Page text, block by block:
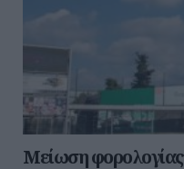
Μείωση